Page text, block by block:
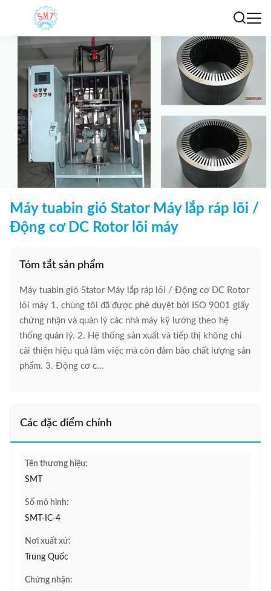
Máy tuabin gió Stator Máy lắp ráp lõi /
Động cơ DC Rotor lõi máy
Tóm tắt sản phẩm
Máy tuabin gió Stator Máy lắp ráp lõi / Động cơ DC Rotor
lõi máy 1. chúng tôi đã được phê duyệt bởi ISO 9001 giấy
chứng nhận và quản lý các nhà máy kỹ lưỡng theo hệ
thống quản lý. 2. Hệ thống sản xuất và tiếp thị không chỉ
cải thiện hiệu quả làm việc mà còn đảm bảo chất lượng sản
phẩm. 3. Động cơ c...
Các đặc điểm chính
Tên thương hiệu:
SMT
Số mô hình:
SMT-IC-4
Nơi xuất xứ:
Trung Quốc
Chứng nhận: